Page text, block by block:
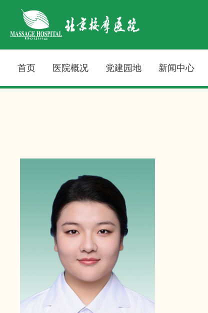
首页 医院概况 党建园地 新闻中心